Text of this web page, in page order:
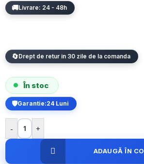
Livrare: 24 - 48h
Drept de retur in 30 zile de la comanda
În stoc
Garantie:24 Luni
- +
ADAUGĂ ÎN